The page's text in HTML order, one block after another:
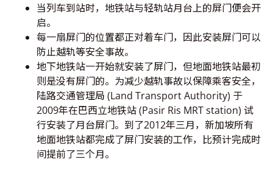
当列车到站时，地铁站与轻轨站月台上的屏门便会开
启。
每一扇屏门的位置都正对着车门，因此安装屏门可以
防止越轨等安全事故。
地下地铁站一开始就安装了屏门，但地面地铁站最初
则是没有屏门的。为减少越轨事故以保障乘客安全，
陆路交通管理局 (Land Transport Authority) 于
2009年在巴西立地铁站 (Pasir Ris MRT station) 试
行安装了月台屏门。到了2012年三月，新加坡所有
地面地铁站都完成了屏门安装的工作，比预计完成时
间提前了三个月。